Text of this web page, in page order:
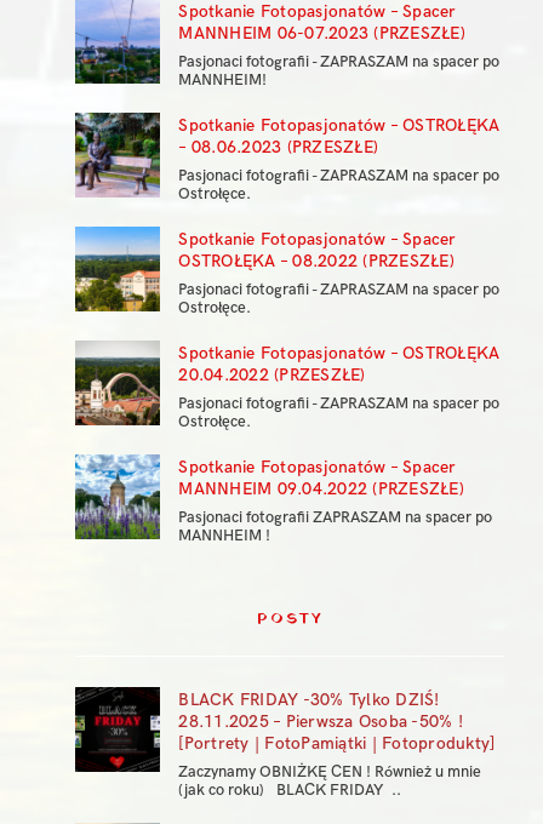
Spotkanie Fotopasjonatów – Spacer
MANNHEIM 06-07.2023 (PRZESZŁE)
Pasjonaci fotografii - ZAPRASZAM na spacer po
MANNHEIM!
Spotkanie Fotopasjonatów – OSTROŁĘKA
– 08.06.2023 (PRZESZŁE)
Pasjonaci fotografii - ZAPRASZAM na spacer po
Ostrołęce.
Spotkanie Fotopasjonatów – Spacer
OSTROŁĘKA – 08.2022 (PRZESZŁE)
Pasjonaci fotografii - ZAPRASZAM na spacer po
Ostrołęce.
Spotkanie Fotopasjonatów – OSTROŁĘKA
20.04.2022 (PRZESZŁE)
Pasjonaci fotografii - ZAPRASZAM na spacer po
Ostrołęce.
Spotkanie Fotopasjonatów – Spacer
MANNHEIM 09.04.2022 (PRZESZŁE)
Pasjonaci fotografii ZAPRASZAM na spacer po
MANNHEIM !
POSTY
BLACK FRIDAY -30% Tylko DZIŚ!
28.11.2025 – Pierwsza Osoba -50% !
[Portrety | FotoPamiątki | Fotoprodukty]
Zaczynamy OBNIŻKĘ CEN ! Również u mnie
(jak co roku) BLACK FRIDAY ..